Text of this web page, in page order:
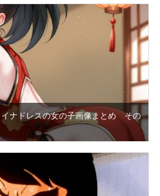
イナドレスの女の子画像まとめ その